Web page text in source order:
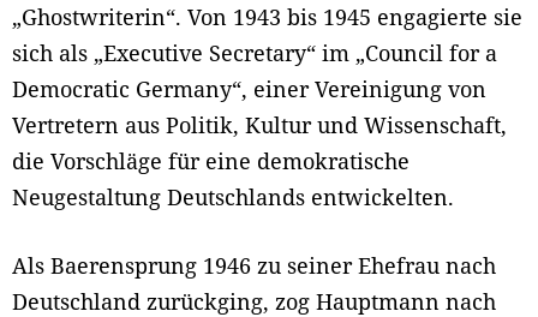
„Ghostwriterin“. Von 1943 bis 1945 engagierte sie
sich als „Executive Secretary“ im „Council for a
Democratic Germany“, einer Vereinigung von
Vertretern aus Politik, Kultur und Wissenschaft,
die Vorschläge für eine demokratische
Neugestaltung Deutschlands entwickelten.
Als Baerensprung 1946 zu seiner Ehefrau nach
Deutschland zurückging, zog Hauptmann nach